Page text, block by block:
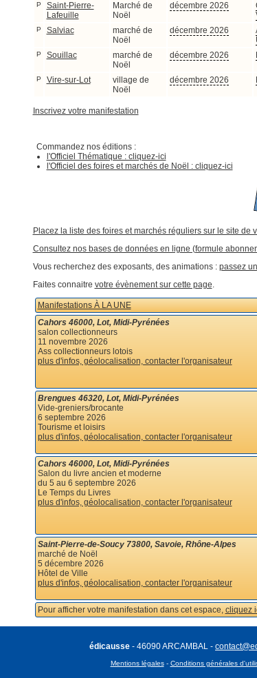
P
Saint-Pierre-
Lafeuille
Marché de
Noël
décembre 2026
P Salviac
marché de
Noël
décembre 2026
P Souillac
marché de
Noël
décembre 2026
P Vire-sur-Lot
village de
Noël
décembre 2026
Inscrivez votre manifestation
Commandez nos éditions :
l'Officiel Thématique : cliquez-ici
l'Officiel des foires et marchés de Noël : cliquez-ici
Placez la liste des foires et marchés réguliers sur le site de
Consultez nos bases de données en ligne (formule
Vous recherchez des exposants, des animations : passez
Faites connaitre votre évènement sur cette page.
Manifestations À LA UNE
Cahors 46000, Lot, Midi-Pyrénées
salon collectionneurs
11 novembre 2026
Ass collectionneurs lotois
plus d'infos, géolocalisation, contacter l'organisateur
Brengues 46320, Lot, Midi-Pyrénées
Vide-greniers/brocante
6 septembre 2026
Tourisme et loisirs
plus d'infos, géolocalisation, contacter l'organisateur
Cahors 46000, Lot, Midi-Pyrénées
Salon du livre ancien et moderne
du 5 au 6 septembre 2026
Le Temps du Livres
plus d'infos, géolocalisation, contacter l'organisateur
Saint-Pierre-de-Soucy 73800, Savoie, Rhône-Alpes
marché de Noël
5 décembre 2026
Hôtel de Ville
plus d'infos, géolocalisation, contacter l'organisateur
Pour afficher votre manifestation dans cet espace,cliquez
édicausse - 46090 ARCAMBAL -
Mentions légales- Conditions générales